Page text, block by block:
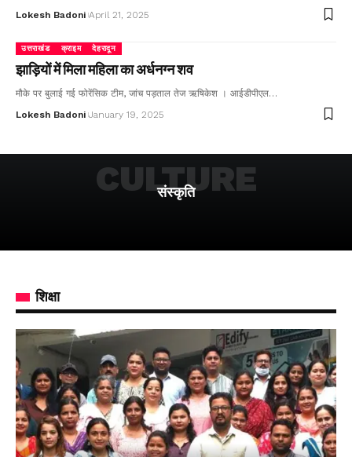
Lokesh Badoni April 21, 2025
उत्तराखंड क्राइम देहरादून
झाड़ियों में मिला महिला का अर्धनग्न शव
मौके पर बुलाई गई फोरेंसिक टीम, जांच पड़ताल तेज ऋषिकेश । आईडीपीएल…
Lokesh Badoni January 19, 2025
संस्कृति
CULTURE
शिक्षा